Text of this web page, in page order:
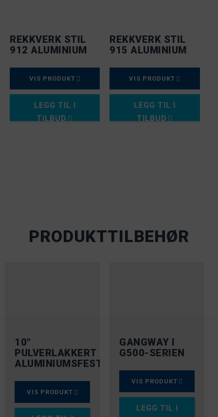
REKKVERK STIL
912 ALUMINIUM
VIS PRODUKT
LEGG TIL I
TILBUD
REKKVERK STIL
915 ALUMINIUM
VIS PRODUKT
LEGG TIL I
TILBUD
PRODUKTTILBEHØR
10″
PULVERLAKKERT
ALUMINIUMSFESTE
VIS PRODUKT
GANGWAY I
G500-SERIEN
VIS PRODUKT
LEGG TIL I